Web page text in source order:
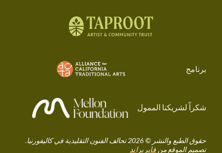
برنامج
شكراً لشريكنا الممول
حقوق الطبع والنشر © 2026 تحالف الفنون التقليدية في كاليفورنيا.
تصميم الموقع من فايربراند